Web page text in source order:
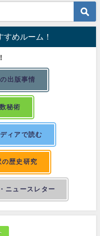
めルーム！
出版事情
秘術
ィアで読む
歴史研究
ニュースレター